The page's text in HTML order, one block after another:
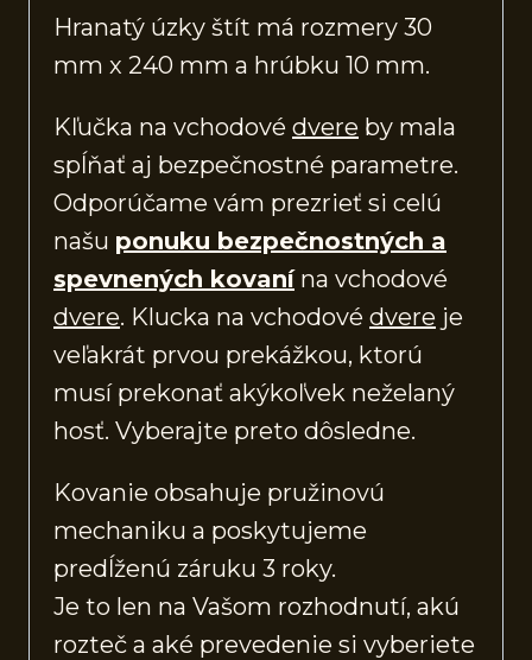
Hranatý úzky štít má rozmery 30
mm x 240 mm a hrúbku 10 mm.
Kľučka na vchodové dvere by mala
spĺňať aj bezpečnostné parametre.
Odporúčame vám prezrieť si celú
našu ponuku bezpečnostných a
spevnených kovanína vchodové
dvere. Klucka na vchodové dvere je
veľakrát prvou prekážkou, ktorú
musí prekonať akýkoľvek neželaný
hosť. Vyberajte preto dôsledne.
Kovanie obsahuje pružinovú
mechaniku a poskytujeme
predĺženú záruku 3 roky.
Je to len na Vašom rozhodnutí, akú
rozteč a aké prevedenie si vyberiete